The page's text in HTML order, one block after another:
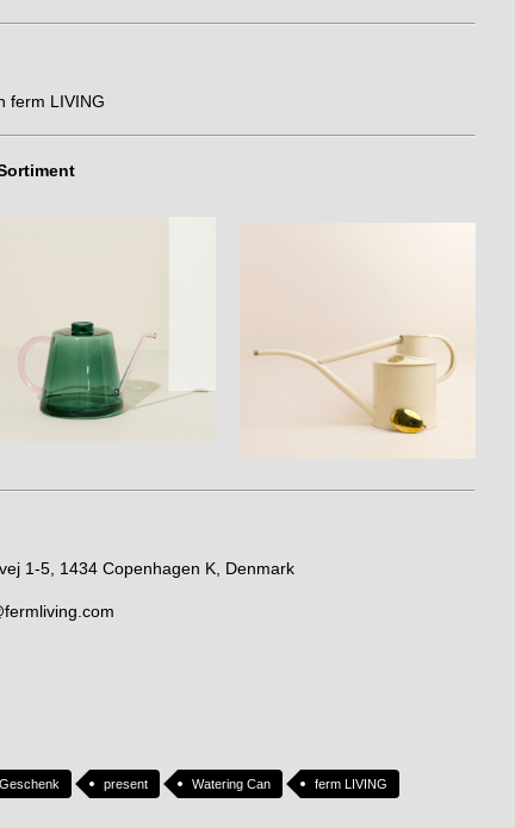
ferm LIVING
1-5, 1434 Copenhagen K, Denmark
Geschenk present Watering Can ferm LIVING